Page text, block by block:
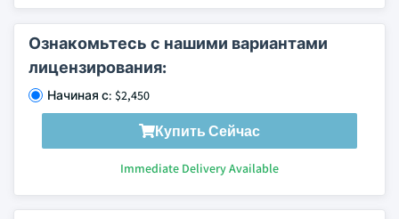
Ознакомьтесь с нашими вариантами
лицензирования:
Начиная с: $2,450
Купить Сейчас
Immediate Delivery Available